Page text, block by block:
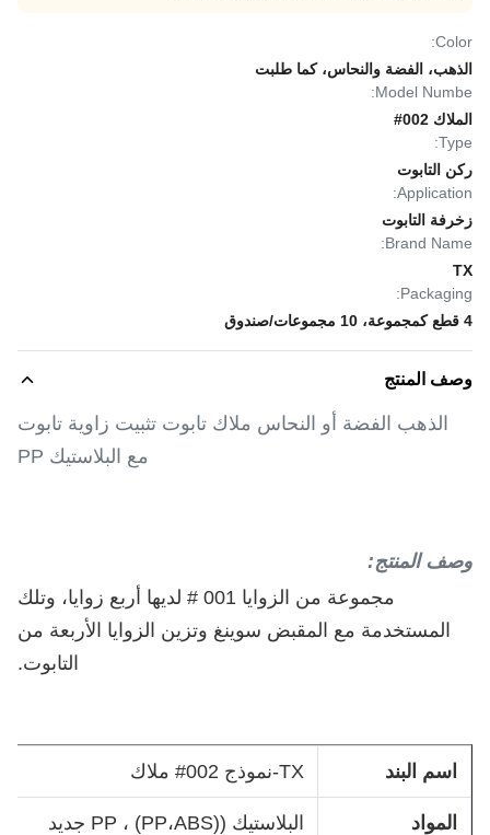
Color:
الذهب، الفضة والنحاس، كما طلبت
Model Numbe:
الملاك 002#
Type:
ركن التابوت
Application:
زخرفة التابوت
Brand Name:
TX
Packaging:
4 قطع كمجموعة، 10 مجموعات/صندوق
وصف المنتج
الذهب الفضة أو النحاس ملاك تابوت تثبيت زاوية تابوت
مع البلاستيك PP
وصف المنتج:
مجموعة من الزوايا 001 # لديها أربع زوايا، وتلك
المستخدمة مع المقبض سوينغ وتزين الزوايا الأربعة من
التابوت.
اسم البند TX-نموذج 002# ملاك
المواد البلاستيك ((PP،ABS) ، PP جديد